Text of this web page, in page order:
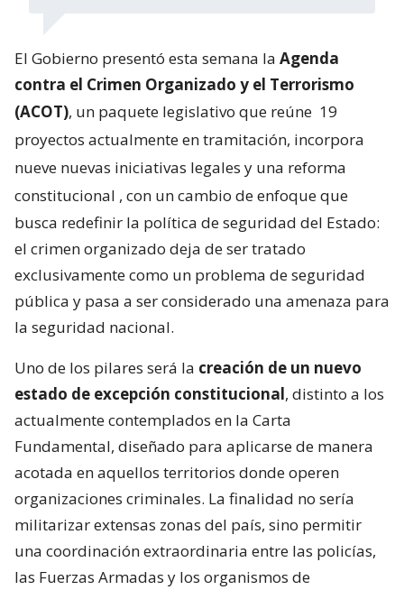
El Gobierno presentó esta semana la Agenda
contra el Crimen Organizado y el Terrorismo
(ACOT), un paquete legislativo que reúne 19
proyectos actualmente en tramitación, incorpora
nueve nuevas iniciativas legales y una reforma
constitucional , con un cambio de enfoque que
busca redefinir la política de seguridad del Estado:
el crimen organizado deja de ser tratado
exclusivamente como un problema de seguridad
pública y pasa a ser considerado una amenaza para
la seguridad nacional.
Uno de los pilares será la creación de un nuevo
estado de excepción constitucional, distinto a los
actualmente contemplados en la Carta
Fundamental, diseñado para aplicarse de manera
acotada en aquellos territorios donde operen
organizaciones criminales. La finalidad no sería
militarizar extensas zonas del país, sino permitir
una coordinación extraordinaria entre las policías,
las Fuerzas Armadas y los organismos de